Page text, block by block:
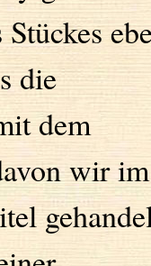
die
dem
wir im